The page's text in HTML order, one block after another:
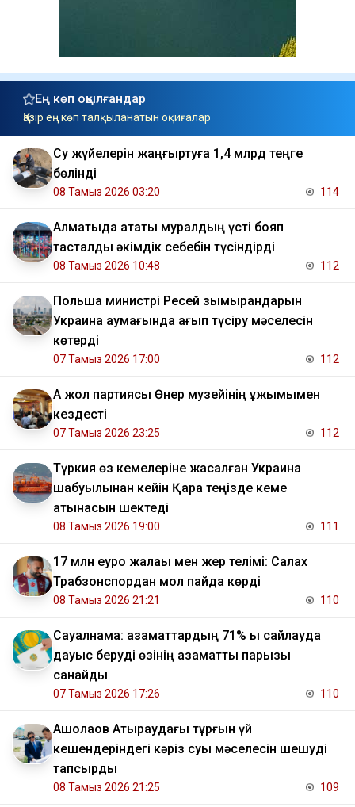
Ең көп оқылғандар
Қазір ең көп талқыланатын оқиғалар
Су жүйелерін жаңғыртуға 1,4 млрд теңге
бөлінді
08 Тамыз 2026 03:20 114
Алматыда атақты муралдың үсті бояп
тасталды әкімдік себебін түсіндірді
08 Тамыз 2026 10:48 112
Польша министрі Ресей зымырандарын
Украина аумағында қағып түсіру мәселесін
көтерді
07 Тамыз 2026 17:00 112
Ақ жол партиясы Өнер музейінің ұжымымен
кездесті
07 Тамыз 2026 23:25 112
Түркия өз кемелеріне жасалған Украина
шабуылынан кейін Қара теңізде кеме
қатынасын шектеді
08 Тамыз 2026 19:00 111
17 млн еуро жалақы мен жер телімі: Салах
Трабзонспордан мол пайда көрді
08 Тамыз 2026 21:21 110
Сауалнама: азаматтардың 71% ы сайлауда
дауыс беруді өзінің азаматтық парызы
санайды
07 Тамыз 2026 17:26 110
​Ақшолақов Атыраудағы тұрғын үй
кешендеріндегі кәріз суы мәселесін шешуді
тапсырды
08 Тамыз 2026 21:25 109